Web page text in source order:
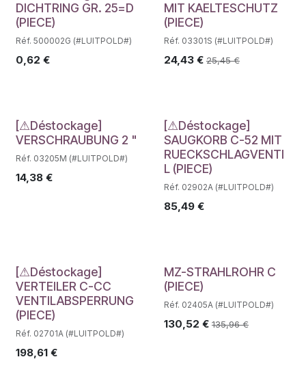
DICHTRING GR. 25=D
(PIECE)
Réf. 500002G (#LUITPOLD#)
0,62 €
MIT KAELTESCHUTZ
(PIECE)
Réf. 03301S (#LUITPOLD#)
24,43€ 25,45€
Déstockage
[⚠Déstockage]
VERSCHRAUBUNG 2 "
Réf. 03205M (#LUITPOLD#)
14,38 €
Déstockage
[⚠Déstockage]
SAUGKORB C-52 MIT
RUECKSCHLAGVENTI
L (PIECE)
Réf. 02902A (#LUITPOLD#)
85,49€
Déstockage
[⚠Déstockage]
VERTEILER C-CC
VENTILABSPERRUNG
(PIECE)
Réf. 02701A (#LUITPOLD#)
198,61 €
MZ-STRAHLROHR C
(PIECE)
Réf. 02405A (#LUITPOLD#)
130,52 € 135,96€